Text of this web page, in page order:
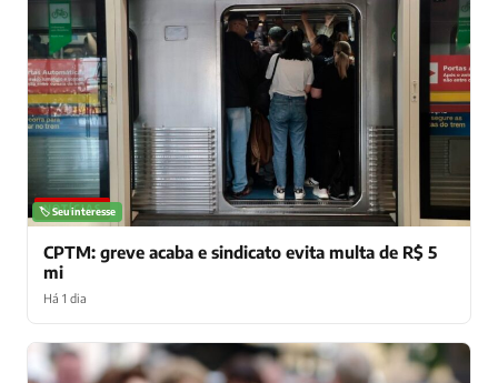
NOTÍCIAS
🏷️ Seu interesse
CPTM: greve acaba e sindicato evita multa de R$ 5
mi
Há 1 dia